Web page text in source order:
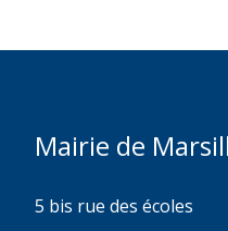
Mairie de
5 bis rue des écoles